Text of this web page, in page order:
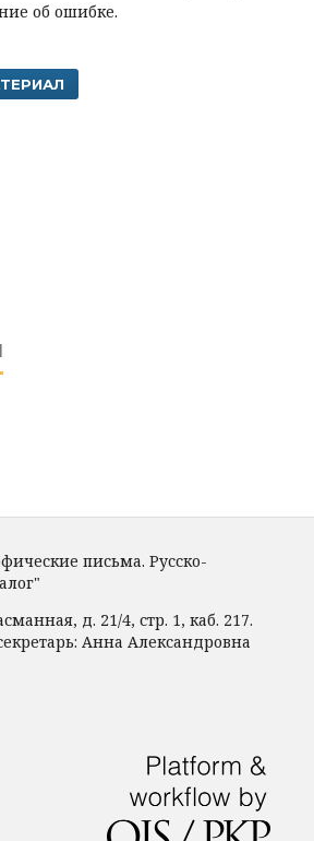
об ошибке.
письма. Русско-
д. 21/4, стр. 1, каб. 217.
Анна Александровна